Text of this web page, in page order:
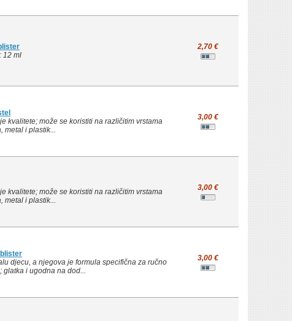
12 ml
2,70 €
kvalitete; može se koristiti na različitim vrstama
metal i plastik...
3,00 €
kvalitete; može se koristiti na različitim vrstama
metal i plastik...
3,00 €
blister
djecu, a njegova je formula specifična za ručno
glatka i ugodna na dod...
3,00 €